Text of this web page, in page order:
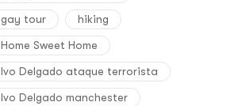
gay tour hiking
Home Sweet Home
Ivo Delgado ataque terrorista
Ivo Delgado manchester